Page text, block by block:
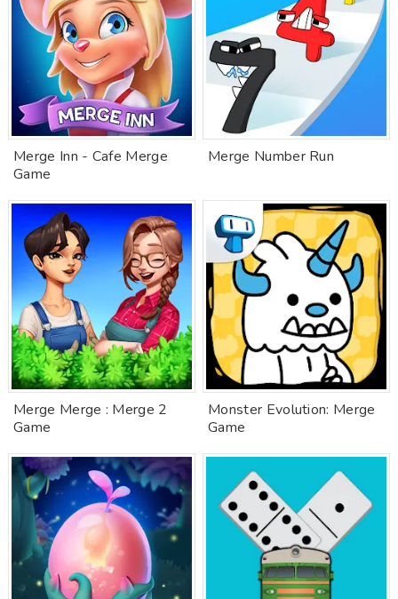
Merge Inn - Cafe Merge
Game
Merge Number Run
Merge Merge : Merge 2
Game
Monster Evolution: Merge
Game